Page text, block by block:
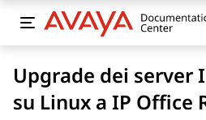
Upgrade dei server
su Linux a IP Office